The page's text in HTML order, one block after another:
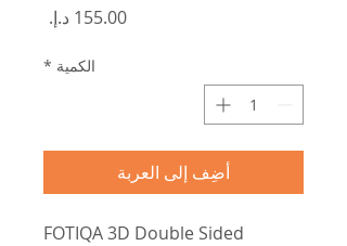
الكمية *
أضِف إلى العربة
FOTIQA 3D Double Sided